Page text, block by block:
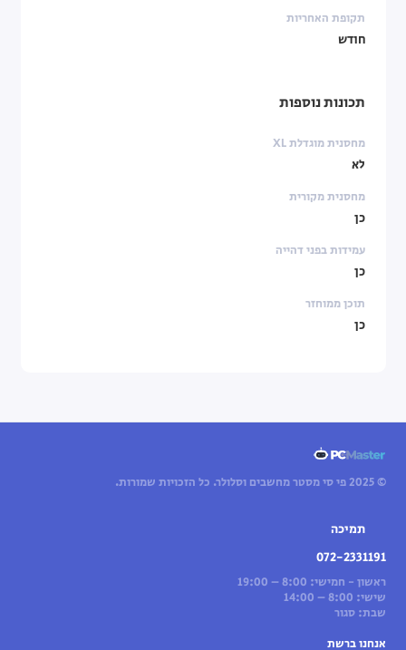
תקופת האחריות
חודש
תכונות נוספות
מחסנית מוגדלת XL
לא
מחסנית מקורית
כן
עמידות בפני דהייה
כן
תוכן ממוחזר
כן
© 2025 פי סי מסטר מחשבים וסלולר. כל הזכויות שמורות.
תמיכה
072-2331191
ראשון - חמישי: 8:00 – 19:00
שישי: 8:00 – 14:00
שבת: סגור
אנחנו ברשת